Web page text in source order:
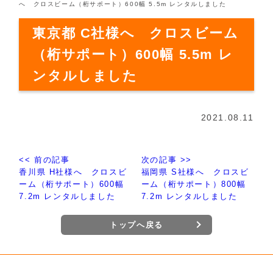
へ クロスビーム（桁サポート）600幅 5.5m レンタルしました
東京都 C社様へ クロスビーム
（桁サポート）600幅 5.5m レ
ンタルしました
2021.08.11
<< 前の記事
香川県 H社様へ クロスビ
ーム（桁サポート）600幅
7.2m レンタルしました
次の記事 >>
福岡県 S社様へ クロスビ
ーム（桁サポート）800幅
7.2m レンタルしました
トップへ戻る